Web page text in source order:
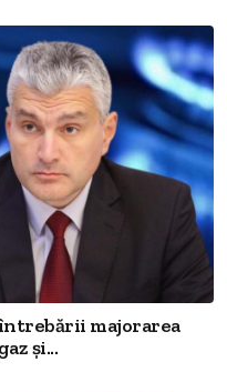
majorarea
și...